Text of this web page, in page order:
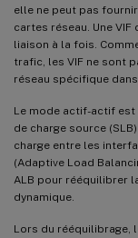
elle ne peut pas
cartes réseau. Une VIF
liaison à la fois.
trafic, les VIF ne sont
réseau spécifique
Le mode actif-actif est
de charge source
charge entre les
(Adaptive Load
ALB pour rééquilibrer
dynamique.
Lors du rééquilibrage,